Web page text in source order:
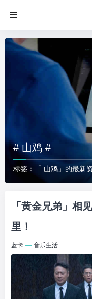
# 山鸡 #
标签：「 山鸡」的最新
「黄金兄弟」相
里！
蓝卡 — 音乐生活